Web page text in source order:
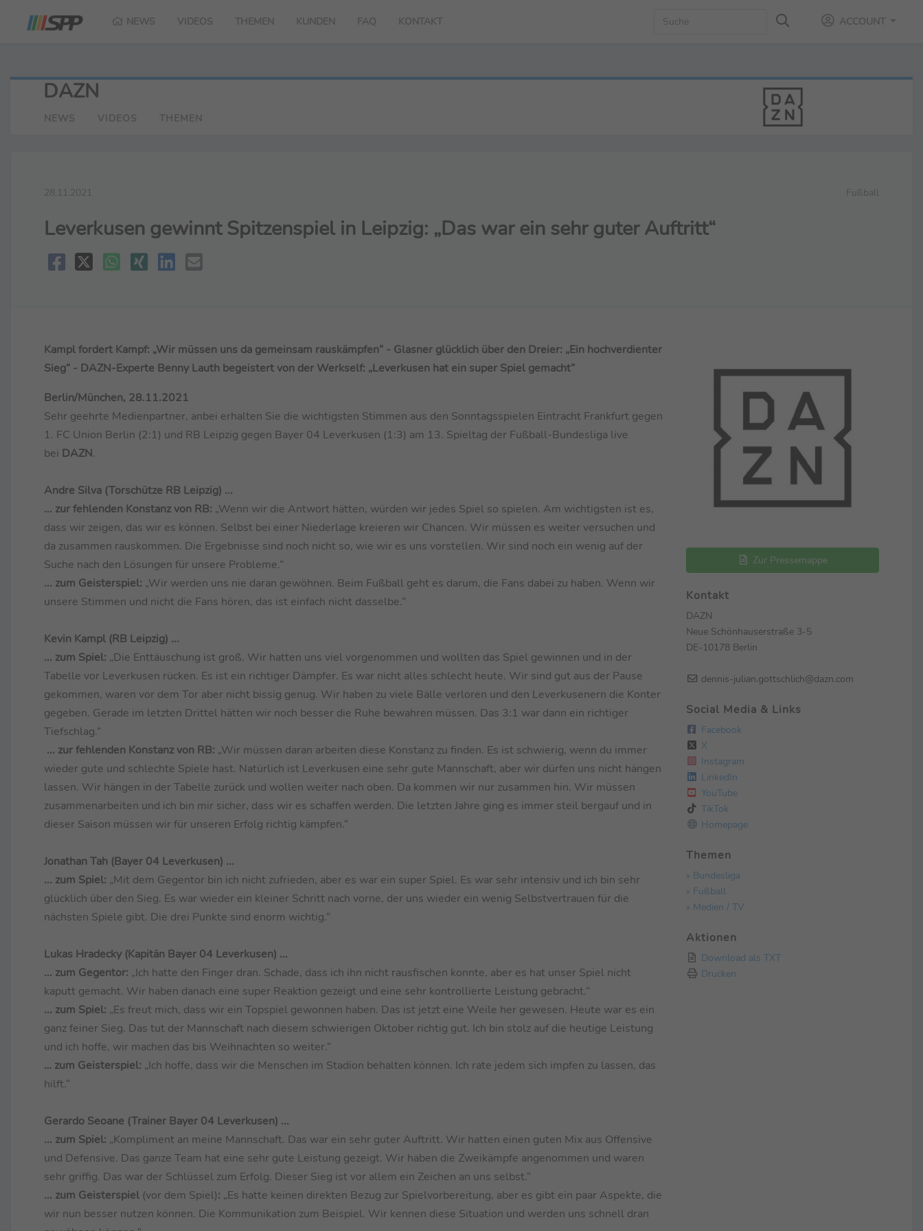
NEWS VIDEOS THEMEN KUNDEN FAQ KONTAKT ACCOUNT
DAZN
NEWS VIDEOS THEMEN
28.11.2021 Fußball
Leverkusen gewinnt Spitzenspiel in Leipzig: „Das war ein sehr guter Auftritt“
Kampl fordert Kampf: „Wir müssen uns da gemeinsam rauskämpfen“ - Glasner glücklich über den Dreier: „Ein hochverdienter
Sieg“ - DAZN-Experte Benny Lauth begeistert von der Werkself: „Leverkusen hat ein super Spiel gemacht“
Berlin/München, 28.11.2021
Sehr geehrte Medienpartner, anbei erhalten Sie die wichtigsten Stimmen aus den Sonntagsspielen Eintracht Frankfurt gegen
1. FC Union Berlin (2:1) und RB Leipzig gegen Bayer 04 Leverkusen (1:3) am 13. Spieltag der Fußball-Bundesliga live
bei DAZN.
Andre Silva (Torschütze RB Leipzig) ...
... zur fehlenden Konstanz von RB: „Wenn wir die Antwort hätten, würden wir jedes Spiel so spielen. Am wichtigsten ist es,
dass wir zeigen, das wir es können. Selbst bei einer Niederlage kreieren wir Chancen. Wir müssen es weiter versuchen und
da zusammen rauskommen. Die Ergebnisse sind noch nicht so, wie wir es uns vorstellen. Wir sind noch ein wenig auf der
Suche nach den Lösungen für unsere Probleme.“
... zum Geisterspiel: „Wir werden uns nie daran gewöhnen. Beim Fußball geht es darum, die Fans dabei zu haben. Wenn wir
unsere Stimmen und nicht die Fans hören, das ist einfach nicht dasselbe.“
Kevin Kampl (RB Leipzig) ...
... zum Spiel: „Die Enttäuschung ist groß. Wir hatten uns viel vorgenommen und wollten das Spiel gewinnen und in der
Tabelle vor Leverkusen rücken. Es ist ein richtiger Dämpfer. Es war nicht alles schlecht heute. Wir sind gut aus der Pause
gekommen, waren vor dem Tor aber nicht bissig genug. Wir haben zu viele Bälle verloren und den Leverkusenern die Konter
gegeben. Gerade im letzten Drittel hätten wir noch besser die Ruhe bewahren müssen. Das 3:1 war dann ein richtiger
Tiefschlag.“
... zur fehlenden Konstanz von RB: „Wir müssen daran arbeiten diese Konstanz zu finden. Es ist schwierig, wenn du immer
wieder gute und schlechte Spiele hast. Natürlich ist Leverkusen eine sehr gute Mannschaft, aber wir dürfen uns nicht hängen
lassen. Wir hängen in der Tabelle zurück und wollen weiter nach oben. Da kommen wir nur zusammen hin. Wir müssen
zusammenarbeiten und ich bin mir sicher, dass wir es schaffen werden. Die letzten Jahre ging es immer steil bergauf und in
dieser Saison müssen wir für unseren Erfolg richtig kämpfen.“
Jonathan Tah (Bayer 04 Leverkusen) ...
... zum Spiel: „Mit dem Gegentor bin ich nicht zufrieden, aber es war ein super Spiel. Es war sehr intensiv und ich bin sehr
glücklich über den Sieg. Es war wieder ein kleiner Schritt nach vorne, der uns wieder ein wenig Selbstvertrauen für die
nächsten Spiele gibt. Die drei Punkte sind enorm wichtig.“
Lukas Hradecky (Kapitän Bayer 04 Leverkusen) ...
... zum Gegentor: „Ich hatte den Finger dran. Schade, dass ich ihn nicht rausfischen konnte, aber es hat unser Spiel nicht
kaputt gemacht. Wir haben danach eine super Reaktion gezeigt und eine sehr kontrollierte Leistung gebracht.“
... zum Spiel: „Es freut mich, dass wir ein Topspiel gewonnen haben. Das ist jetzt eine Weile her gewesen. Heute war es ein
ganz feiner Sieg. Das tut der Mannschaft nach diesem schwierigen Oktober richtig gut. Ich bin stolz auf die heutige Leistung
und ich hoffe, wir machen das bis Weihnachten so weiter.“
… zum Geisterspiel: „Ich hoffe, dass wir die Menschen im Stadion behalten können. Ich rate jedem sich impfen zu lassen, das
hilft.“
Gerardo Seoane (Trainer Bayer 04 Leverkusen) ...
... zum Spiel: „Kompliment an meine Mannschaft. Das war ein sehr guter Auftritt. Wir hatten einen guten Mix aus Offensive
und Defensive. Das ganze Team hat eine sehr gute Leistung gezeigt. Wir haben die Zweikämpfe angenommen und waren
sehr griffig. Das war der Schlüssel zum Erfolg. Dieser Sieg ist vor allem ein Zeichen an uns selbst.“
... zum Geisterspiel (vor dem Spiel): „Es hatte keinen direkten Bezug zur Spielvorbereitung, aber es gibt ein paar Aspekte, die
wir nun besser nutzen können. Die Kommunikation zum Beispiel. Wir kennen diese Situation und werden uns schnell dran
Zur Pressemappe
Kontakt
DAZN
Neue Schönhauserstraße 3-5
DE-10178 Berlin
dennis-julian.gottschlich@dazn.com
Social Media & Links
Facebook
X
Instagram
LinkedIn
YouTube
TikTok
Homepage
Themen
» Bundesliga
» Fußball
» Medien / TV
Aktionen
Download als TXT
Drucken